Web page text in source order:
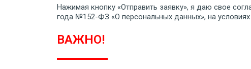
Нажимая кнопку «Отправить заявку», я даю свое
года №152-ФЗ «О персональных данных», на
ВАЖНО!